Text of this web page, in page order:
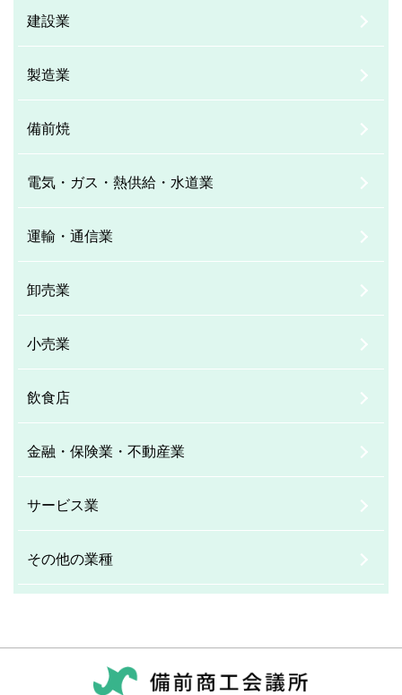
建設業
製造業
備前焼
電気・ガス・熱供給・水道業
運輸・通信業
卸売業
小売業
飲食店
金融・保険業・不動産業
サービス業
その他の業種